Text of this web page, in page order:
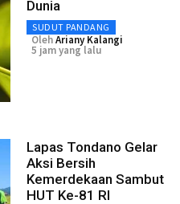
Dunia
SUDUT PANDANG
OlehAriany Kalangi
5 jam yang lalu
Lapas Tondano Gelar
Aksi Bersih
Kemerdekaan Sambut
HUT Ke-81 RI